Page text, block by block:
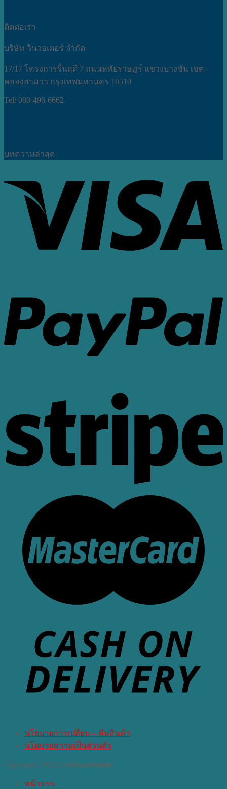
ติดต่อเรา
บริษัท วินวอเตอร์ จำกัด
17/17 โครงการรื่นฤดี 7 ถนนหทัยราษฎร์ แขวงบางชัน เขต
คลองสามวา กรุงเทพมหานคร 10510
Tel: 080-496-6662
บทความล่าสุด
นโยบายการเปลี่ยน – คืนสินค้า
นโยบายความเป็นส่วนตัว
Copyright 2026 © winwatersiam
หน้าแรก